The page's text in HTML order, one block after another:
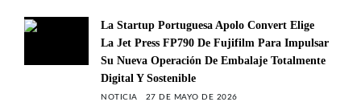
La Startup Portuguesa Apolo Convert Elige
La Jet Press FP790 De Fujifilm Para Impulsar
Su Nueva Operación De Embalaje Totalmente
Digital Y Sostenible
NOTICIA 27 DE MAYO DE 2026